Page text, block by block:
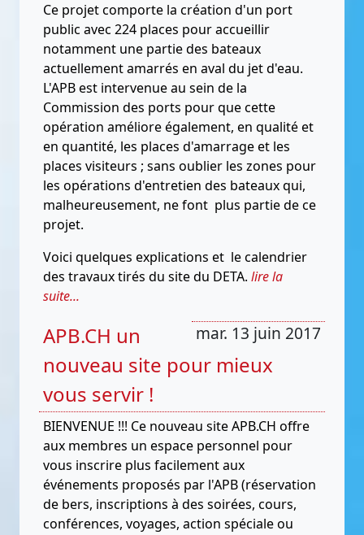
Ce projet comporte la création d'un port
public avec 224 places pour accueillir
notamment une partie des bateaux
actuellement amarrés en aval du jet d'eau.
L'APB est intervenue au sein de la
Commission des ports pour que cette
opération améliore également, en qualité et
en quantité, les places d'amarrage et les
places visiteurs ; sans oublier les zones pour
les opérations d'entretien des bateaux qui,
malheureusement, ne font plus partie de ce
projet.
Voici quelques explications et le calendrier
des travaux tirés du site du DETA. lire la
suite...
mar. 13 juin 2017
APB.CH un
nouveau site pour mieux
vous servir !
BIENVENUE !!! Ce nouveau site APB.CH offre
aux membres un espace personnel pour
vous inscrire plus facilement aux
événements proposés par l'APB (réservation
de bers, inscriptions à des soirées, cours,
conférences, voyages, action spéciale ou